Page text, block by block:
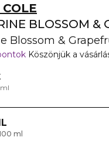
BLOSSOM &
Blossom &
Köszönjük a
ml